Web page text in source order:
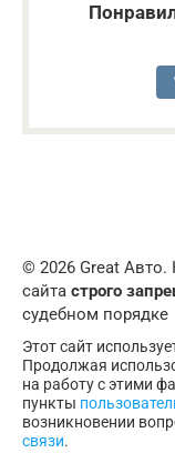
© 2026 Great
сайта строго
судебном порядке
Этот сайт
Продолжая
на работу с этими
пункты
возникновении
связи.